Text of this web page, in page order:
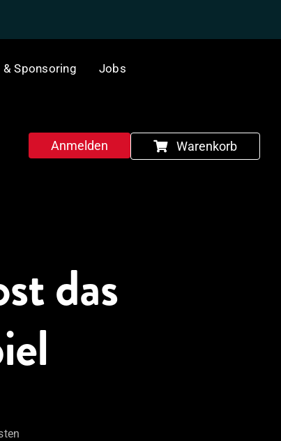
& Sponsoring Jobs
Anmelden Warenkorb
das